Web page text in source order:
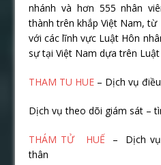
nhánh và hơn 555 nhân
thành trên khắp Việt Nam, từ
với các lĩnh vực Luật Hôn
sự tại Việt Nam dựa trên Luật
THAM TU HUE – Dịch vụ
Dịch vụ theo dõi giám sát –
THÁM TỬ HUẾ – Dịch vụ
thân